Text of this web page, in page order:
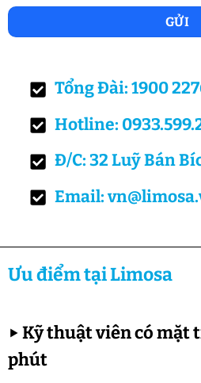
Tổng Đài: 1900
Hotline:
Đ/C: 32 Luỹ Bán
Email:
Ưu điểm tại Limosa
▶Kỹ thuật viên có mặt
phút